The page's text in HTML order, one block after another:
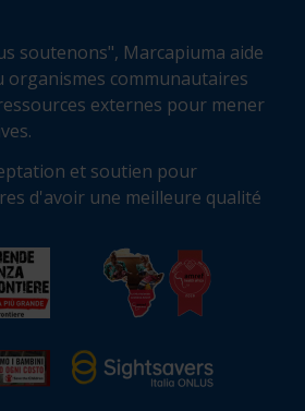
soutenons", Marcapiuma aide
organismes communautaires
externes pour mener
et soutien pour
d'avoir une meilleure qualité